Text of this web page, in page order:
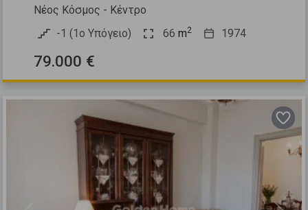
Νέος Κόσμος - Κέντρο
-1 (1ο Υπόγειο)
66 m2 1974
79.000 €